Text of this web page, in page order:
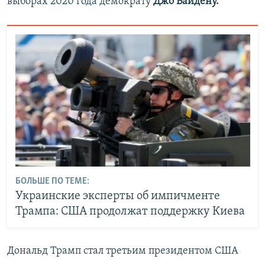
БОЛЬШЕ ПО ТЕМЕ:
Украинские эксперты об импичменте
Трампа: США продолжат поддержку Киева
Дональд Трамп стал третьим президентом США